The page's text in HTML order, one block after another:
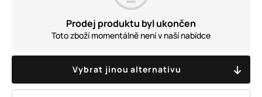
Prodej produktu byl ukončen
Toto zboží momentálně není v naší nabídce
Vybrat jinou alternativu